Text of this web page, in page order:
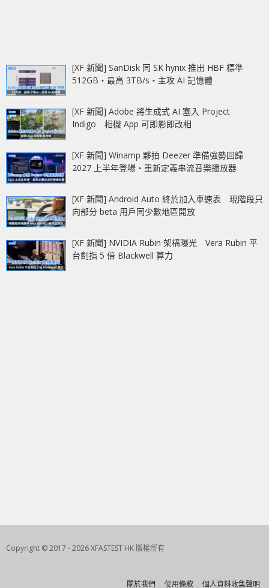
[XF 新聞] SanDisk 同 SK hynix 推出 HBF 標準
512GB‧最高 3TB/s‧主攻 AI 記憶體
[XF 新聞] Adobe 將生成式 AI 塞入 Project
Indigo 相機 App 可即影即改相
[XF 新聞] Winamp 夥拍 Deezer 準備強勢回歸
2027 上半年登場‧重新定義串流音樂播放器
[XF 新聞] Android Auto 終於加入車速表 現階段只
向部分 beta 用戶同少數地區開放
[XF 新聞] NVIDIA Rubin 架構曝光 Vera Rubin 平
台劍指 5 倍 Blackwell 算力
Copyright © 2017 - 2026 XFASTEST HK 版權所有
關於我們 使用條款 個人資料收集聲明